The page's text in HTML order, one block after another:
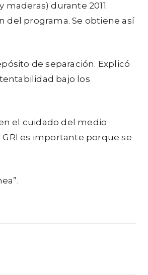
durante 2011.
del programa. Se obtiene así
de separación. Explicó
bajo los
el cuidado del medio
es importante porque se